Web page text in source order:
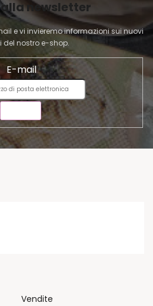
l
e
n
c
o
newsletter
e vi invieremo informazioni sui nuovi
del nostro e-shop.
E-mail
Vendite